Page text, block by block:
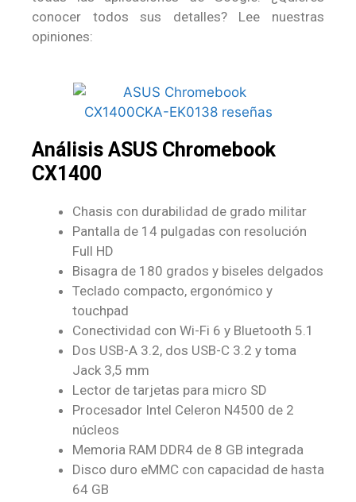
conocer todos sus detalles? Lee nuestras
opiniones:
Análisis ASUS Chromebook
CX1400
Chasis con durabilidad de grado militar
Pantalla de 14 pulgadas con resolución
Full HD
Bisagra de 180 grados y biseles delgados
Teclado compacto, ergonómico y
touchpad
Conectividad con Wi-Fi 6 y Bluetooth 5.1
Dos USB-A 3.2, dos USB-C 3.2 y toma
Jack 3,5 mm
Lector de tarjetas para micro SD
Procesador Intel Celeron N4500 de 2
núcleos
Memoria RAM DDR4 de 8 GB integrada
Disco duro eMMC con capacidad de hasta
64 GB